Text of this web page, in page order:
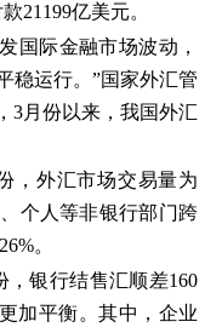
21199亿美元。
国际金融市场波动，
稳运行。”国家外汇管
3月份以来，我国外汇
，外汇市场交易量为
个人等非银行部门跨
。
，银行结售汇顺差160
加平衡。其中，企业